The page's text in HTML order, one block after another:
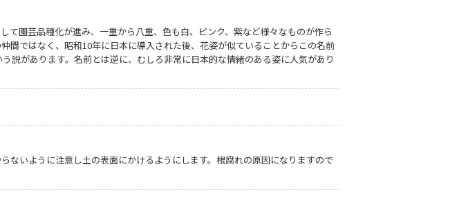
園芸品種化が進み、一重から八重、色も白、ピンク、紫など様々なものが作ら
間ではなく、昭和10年に日本に導入された後、花姿が似ていることからこの名前
説があります。名前とは逆に、むしろ非常に日本的な情緒のある姿に人気があり
いように注意し土の表面にかけるようにします。根腐れの原因になりますので